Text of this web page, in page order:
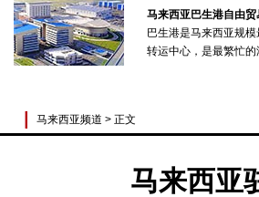
马来西亚侨领：
马来西亚巴生港自由贸
巴生港是马来西亚规
转运中心，是最繁忙的
马来西亚频道 > 正文
马来西亚